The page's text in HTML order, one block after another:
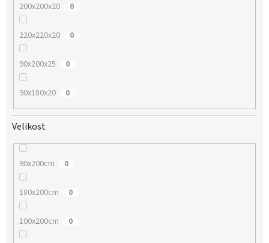
200x200x20 0
220x220x20 0
90x200x25 0
90x180x20 0
Velikost
90x200cm 0
180x200cm 0
100x200cm 0